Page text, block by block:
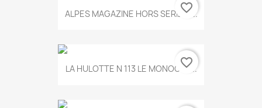
ALPES MAGAZINE HORS SERIE N...
favorite_border
LA HULOTTE N 113 LE MONOCLE...
favorite_border